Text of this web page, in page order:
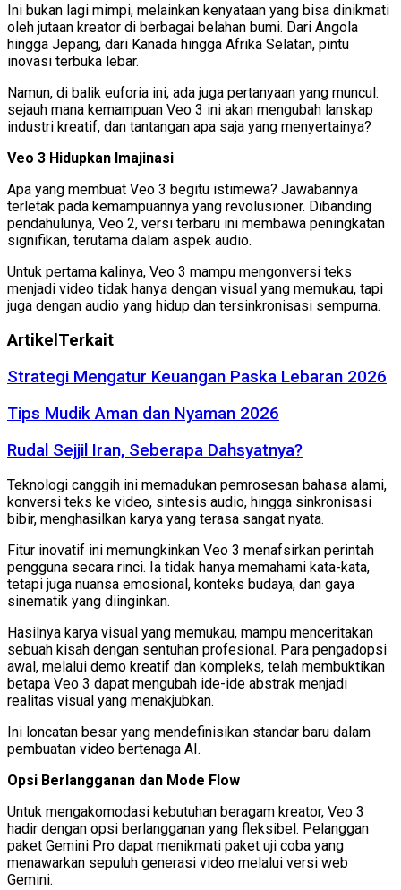
Ini bukan lagi mimpi, melainkan kenyataan yang bisa dinikmati
oleh jutaan kreator di berbagai belahan bumi. Dari Angola
hingga Jepang, dari Kanada hingga Afrika Selatan, pintu
inovasi terbuka lebar.
Namun, di balik euforia ini, ada juga pertanyaan yang muncul:
sejauh mana kemampuan Veo 3 ini akan mengubah lanskap
industri kreatif, dan tantangan apa saja yang menyertainya?
Veo 3 Hidupkan Imajinasi
Apa yang membuat Veo 3 begitu istimewa? Jawabannya
terletak pada kemampuannya yang revolusioner. Dibanding
pendahulunya, Veo 2, versi terbaru ini membawa peningkatan
signifikan, terutama dalam aspek audio.
Untuk pertama kalinya, Veo 3 mampu mengonversi teks
menjadi video tidak hanya dengan visual yang memukau, tapi
juga dengan audio yang hidup dan tersinkronisasi sempurna.
Artikel Terkait
Strategi Mengatur Keuangan Paska Lebaran 2026
Tips Mudik Aman dan Nyaman 2026
Rudal Sejjil Iran, Seberapa Dahsyatnya?
Teknologi canggih ini memadukan pemrosesan bahasa alami,
konversi teks ke video, sintesis audio, hingga sinkronisasi
bibir, menghasilkan karya yang terasa sangat nyata.
Fitur inovatif ini memungkinkan Veo 3 menafsirkan perintah
pengguna secara rinci. Ia tidak hanya memahami kata-kata,
tetapi juga nuansa emosional, konteks budaya, dan gaya
sinematik yang diinginkan.
Hasilnya karya visual yang memukau, mampu menceritakan
sebuah kisah dengan sentuhan profesional. Para pengadopsi
awal, melalui demo kreatif dan kompleks, telah membuktikan
betapa Veo 3 dapat mengubah ide-ide abstrak menjadi
realitas visual yang menakjubkan.
Ini loncatan besar yang mendefinisikan standar baru dalam
pembuatan video bertenaga AI.
Opsi Berlangganan dan Mode Flow
Untuk mengakomodasi kebutuhan beragam kreator, Veo 3
hadir dengan opsi berlangganan yang fleksibel. Pelanggan
paket Gemini Pro dapat menikmati paket uji coba yang
menawarkan sepuluh generasi video melalui versi web
Gemini.